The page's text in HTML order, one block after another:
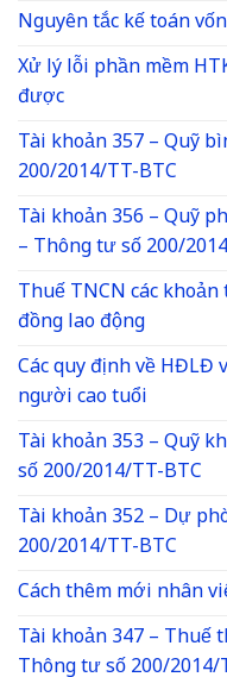
Nguyên tắc kế toán
Xử lý lỗi phần mềm
được
Tài khoản 357 – Quỹ
200/2014/TT-BTC
Tài khoản 356 – Quỹ
– Thông tư số 200/
Thuế TNCN các
đồng lao động
Các quy định về HĐLĐ
người cao tuổi
Tài khoản 353 – Quỹ
số 200/2014/TT-BTC
Tài khoản 352 – Dự
200/2014/TT-BTC
Cách thêm mới nhân
Tài khoản 347 –
Thông tư số 200/2014/